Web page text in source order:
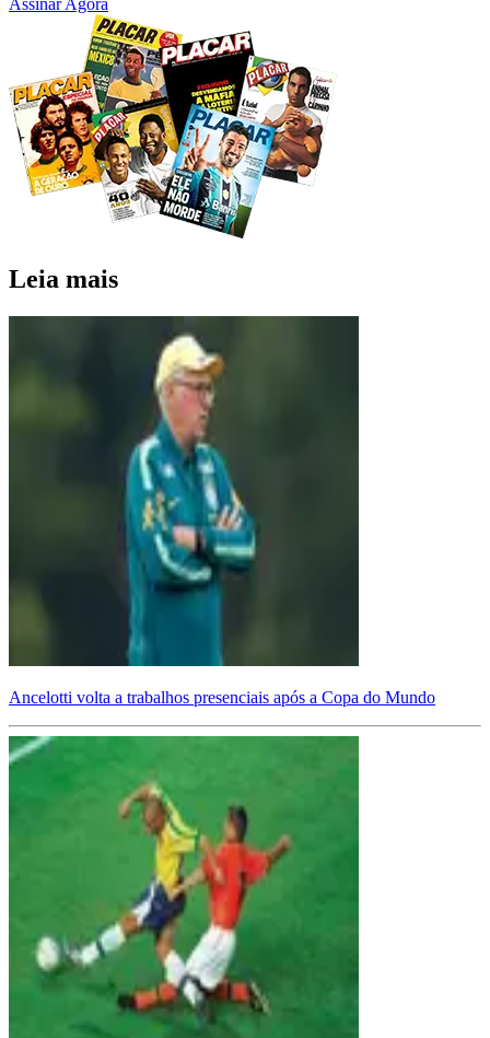
Assinar Agora
Leia mais
Ancelotti volta a trabalhos presenciais após a Copa do Mundo